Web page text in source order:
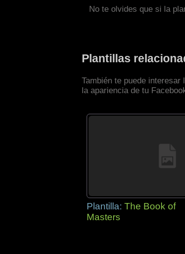
No te olvides que si la
Plantillas
También te puede
la apariencia de tu
Plantilla: The Book of
Masters